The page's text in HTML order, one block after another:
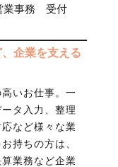
業事務 受付
企業を支える
いお仕事。一
タ入力、整理
など様々な業
持ちの方は、
業務など企業